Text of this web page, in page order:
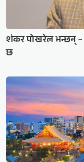
शंकर पोखरेल भन्छन्
छ